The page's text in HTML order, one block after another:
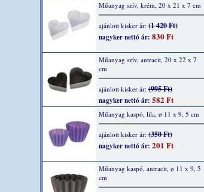
Műanyag szív, krém, 20 x 21 x 7 cm
ajánlott kisker ár:(1 420 Ft)
nagyker nettó ár: 830 Ft
Műanyag szív, antracit, 20 x 22 x 7
cm
ajánlott kisker ár:(995 Ft)
nagyker nettó ár: 582 Ft
Műanyag kaspó, lila, ø 11 x 9, 5 cm
ajánlott kisker ár:(350 Ft)
nagyker nettó ár: 201 Ft
Műanyag kaspó, antracit, ø 11 x 9, 5
cm